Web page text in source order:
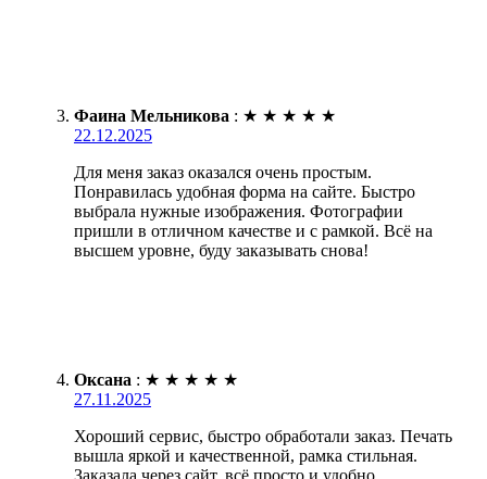
Фаина Мельникова : ★ ★ ★ ★ ★
22.12.2025
Для меня заказ оказался очень простым.
Понравилась удобная форма на сайте. Быстро
выбрала нужные изображения. Фотографии
пришли в отличном качестве и с рамкой. Всё на
высшем уровне, буду заказывать снова!
Оксана : ★ ★ ★ ★ ★
27.11.2025
Хороший сервис, быстро обработали заказ. Печать
вышла яркой и качественной, рамка стильная.
Заказала через сайт, всё просто и удобно.